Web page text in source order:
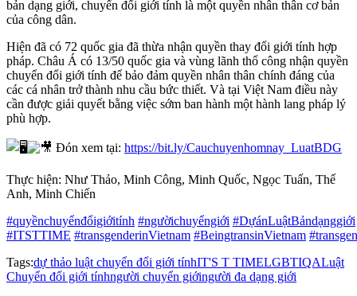
bản dạng giới, chuyển đổi giới tính là một quyền nhân thân cơ bản
của công dân.
Hiện đã có 72 quốc gia đã thừa nhận quyền thay đổi giới tính hợp
pháp. Châu Á có 13/50 quốc gia và vùng lãnh thổ công nhận quyền
chuyển đổi giới tính để bảo đảm quyền nhân thân chính đáng của
các cá nhân trở thành nhu cầu bức thiết. Và tại Việt Nam điều này
cần được giải quyết bằng việc sớm ban hành một hành lang pháp lý
phù hợp.
Đón xem tại: https://bit.ly/Cauchuyenhomnay_LuatBDG
Thực hiện: Như Thảo, Minh Công, Minh Quốc, Ngọc Tuấn, Thế
Anh, Minh Chiến
#quyềnchuyểnđổigiớitính #ngườichuyểngiới #DựánLuậtBảndạnggiới
#ITSTTIME #transgenderinVietnam #BeingtransinVietnam
Tags:dự thảo luật chuyển đổi giới tínhIT'S T TIMELGBTIQALuật
Chuyển đổi giới tínhngười chuyển giớingười đa dạng giới